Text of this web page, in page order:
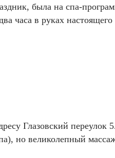
была на спа-
часа в руках
Глазовский
но великолепный